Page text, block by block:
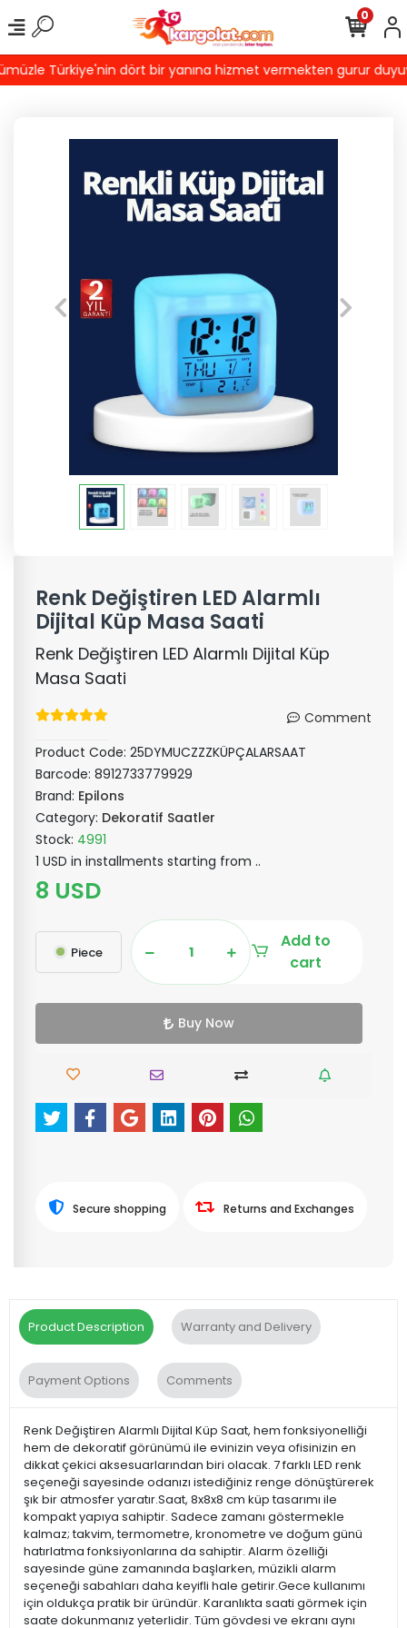
Türkiye'nin dört bir yanına hizmet vermekten gurur
0
Renk Değiştiren LED Alarmlı
Dijital Küp Masa Saati
Renk Değiştiren LED Alarmlı Dijital Küp
Masa Saati
Comment
Product Code: 25DYMUCZZZKÜPÇALARSAAT
Barcode: 8912733779929
Brand: Epilons
Category: Dekoratif Saatler
Stock: 4991
1 USD in installments starting from ..
8 USD
Piece
Add to
cart
Buy Now
Secure shopping Returns and Exchanges
Product Description Warranty and Delivery
Payment Options Comments
Renk Değiştiren Alarmlı Dijital Küp Saat, hem fonksiyonelliği
hem de dekoratif görünümü ile evinizin veya ofisinizin en
dikkat çekici aksesuarlarından biri olacak. 7 farklı LED renk
seçeneği sayesinde odanızı istediğiniz renge dönüştürerek
şık bir atmosfer yaratır.Saat, 8x8x8 cm küp tasarımı ile
kompakt yapıya sahiptir. Sadece zamanı göstermekle
kalmaz; takvim, termometre, kronometre ve doğum günü
hatırlatma fonksiyonlarına da sahiptir. Alarm özelliği
sayesinde güne zamanında başlarken, müzikli alarm
seçeneği sabahları daha keyifli hale getirir.Gece kullanımı
için oldukça pratik bir üründür. Karanlıkta saati görmek için
saate dokunmanız yeterlidir. Tüm gövdesi ve ekranı aynı